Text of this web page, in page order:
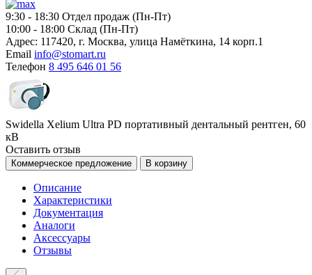
9:30 - 18:30 Отдел продаж (Пн-Пт)
10:00 - 18:00 Склад (Пн-Пт)
Адрес: 117420, г. Москва, улица Намёткина, 14 корп.1
Email info@stomart.ru
Телефон 8 495 646 01 56
Swidella Xelium Ultra PD портативный дентальный рентген, 60
кВ
Оставить отзыв
Коммерческое предложение В корзину
Описание
Характеристики
Документация
Аналоги
Аксессуары
Отзывы